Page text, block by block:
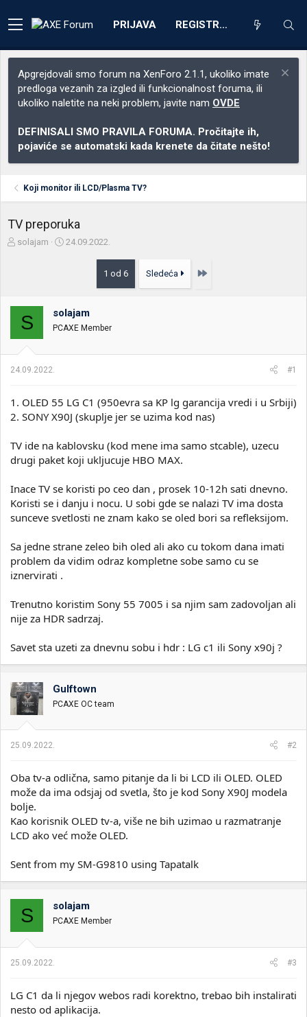
PRIJAVA REGISTRACIJA
Apgrejdovali smo forum na XenForo 2.1.1, ukoliko imate
predloga vezanih za izgled ili funkcionalnost foruma, ili
ukoliko naletite na neki problem, javite nam OVDE
DEFINISALI SMO PRAVILA FORUMA. Pročitajte ih,
pojaviće se automatski kada krenete da čitate nešto!
Koji monitor ili LCD/Plasma TV?
TV preporuka
Z
t
e
m
solajam
D
o
k
e
a
24.09.2022.
1 od 6 Sledeća Poslednja
S solajam
PCAXE Member
24.09.2022. #1
1. OLED 55 LG C1 (950evra sa KP lg garancija vredi i u Srbiji)
2. SONY X90J (skuplje jer se uzima kod nas)
TV ide na kablovsku (kod mene ima samo stcable), uzecu
drugi paket koji ukljucuje HBO MAX.
Inace TV se koristi po ceo dan , prosek 10-12h sati dnevno.
Koristi se i danju i nocu. U sobi gde se nalazi TV ima dosta
sunceve svetlosti ne znam kako se oled bori sa refleksijom.
Sa jedne strane zeleo bih oled ali ako cu tokom dana imati
problem da vidim odraz kompletne sobe samo cu se
iznervirati .
Trenutno koristim Sony 55 7005 i sa njim sam zadovoljan ali
nije za HDR sadrzaj.
Savet sta uzeti za dnevnu sobu i hdr : LG c1 ili Sony x90j ?
Gulftown
PCAXE OC team
25.09.2022. #2
Oba tv-a odlična, samo pitanje da li bi LCD ili OLED. OLED
može da ima odsjaj od svetla, što je kod Sony X90J modela
bolje.
Kao korisnik OLED tv-a, više ne bih uzimao u razmatranje
LCD ako već može OLED.
Sent from my SM-G9810 using Tapatalk
S solajam
PCAXE Member
25.09.2022. #3
LG C1 da li njegov webos radi korektno, trebao bih instalirati
nesto od aplikacija.